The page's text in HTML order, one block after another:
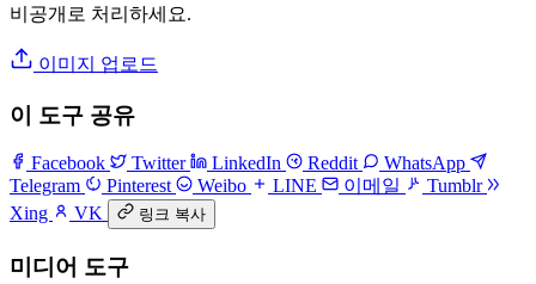
비공개로 처리하세요.
이미지 업로드
이 도구 공유
Facebook Twitter LinkedIn Reddit
WhatsApp
Telegram
Pinterest Weibo LINE 이메일
Tumblr
Xing
VK 링크 복사
미디어 도구